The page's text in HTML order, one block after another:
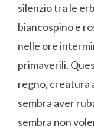
silenzio tra le
biancospino e
nelle ore
primaverili.
regno, creatura
sembra aver
sembra non